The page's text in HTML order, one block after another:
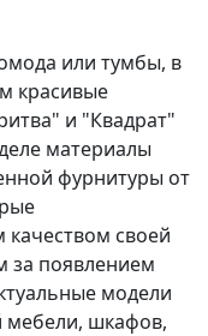
или тумбы, в
красивые
и "Квадрат"
материалы
фурнитуры от
своей
за появлением
модели
мебели, шкафов,